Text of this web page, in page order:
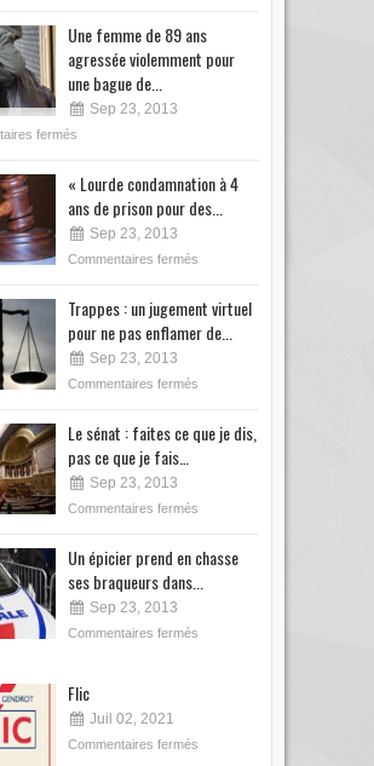
Une femme de 89 ans
agressée violemment pour
une bague de...
Sep 23, 2013
fermés
« Lourde condamnation à 4
ans de prison pour des...
Sep 23, 2013
Commentaires fermés
Trappes : un jugement virtuel
pour ne pas enflamer de...
Sep 23, 2013
Commentaires fermés
Le sénat : faites ce que je dis,
pas ce que je fais…
Sep 23, 2013
Commentaires fermés
Un épicier prend en chasse
ses braqueurs dans...
Sep 23, 2013
Commentaires fermés
Flic
Juil 02, 2021
Commentaires fermés